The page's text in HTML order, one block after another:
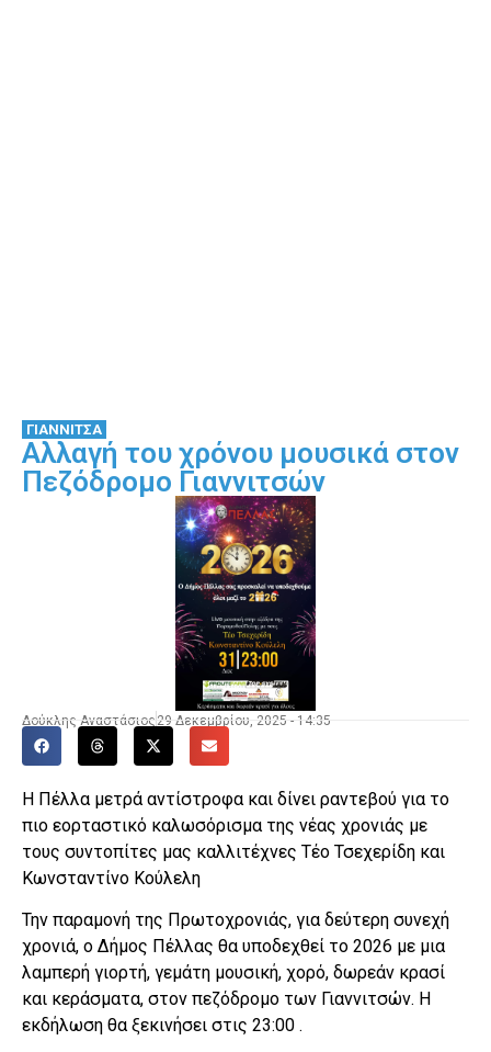
ΓΙΑΝΝΙΤΣΑ
Αλλαγή του χρόνου μουσικά στον
Πεζόδρομο Γιαννιτσών
Δούκλης Αναστάσιος 29 Δεκεμβρίου, 2025 - 14:35
Η Πέλλα μετρά αντίστροφα και δίνει ραντεβού για το
πιο εορταστικό καλωσόρισμα της νέας χρονιάς με
τους συντοπίτες μας καλλιτέχνες Τέο Τσεχερίδη και
Κωνσταντίνο Κούλελη
Την παραμονή της Πρωτοχρονιάς, για δεύτερη συνεχή
χρονιά, ο Δήμος Πέλλας θα υποδεχθεί το 2026 με μια
λαμπερή γιορτή, γεμάτη μουσική, χορό, δωρεάν κρασί
και κεράσματα, στον πεζόδρομο των Γιαννιτσών. Η
εκδήλωση θα ξεκινήσει στις 23:00 .